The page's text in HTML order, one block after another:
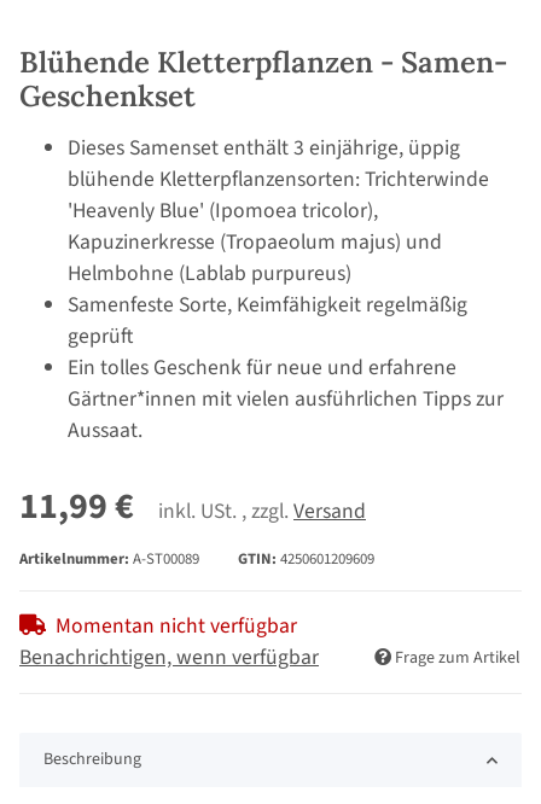
Blühende Kletterpflanzen - Samen-
Geschenkset
Dieses Samenset enthält 3 einjährige, üppig
blühende Kletterpflanzensorten: Trichterwinde
'Heavenly Blue' (Ipomoea tricolor),
Kapuzinerkresse (Tropaeolum majus) und
Helmbohne (Lablab purpureus)
Samenfeste Sorte, Keimfähigkeit regelmäßig
geprüft
Ein tolles Geschenk für neue und erfahrene
Gärtner*innen mit vielen ausführlichen Tipps zur
Aussaat.
11,99 € inkl. USt. , zzgl. Versand
Artikelnummer: A-ST00089 GTIN: 4250601209609
Momentan nicht verfügbar
Benachrichtigen, wenn verfügbar
Frage zum Artikel
Beschreibung